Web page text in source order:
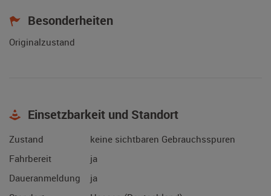
Besonderheiten
Originalzustand
Einsetzbarkeit und Standort
Zustand
keine sichtbaren Gebrauchsspuren
Fahrbereit
ja
Daueranmeldung
ja